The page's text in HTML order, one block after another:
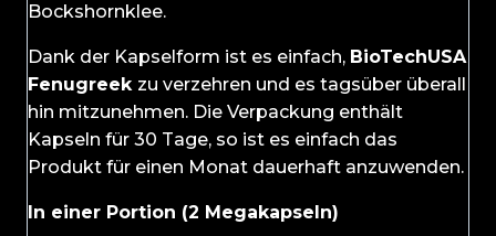
Bockshornklee.
Dank der Kapselform ist es einfach, BioTechUSA
Fenugreek zu verzehren und es tagsüber überall
hin mitzunehmen. Die Verpackung enthält
Kapseln für 30 Tage, so ist es einfach das
Produkt für einen Monat dauerhaft anzuwenden.
In einer Portion (2 Megakapseln)